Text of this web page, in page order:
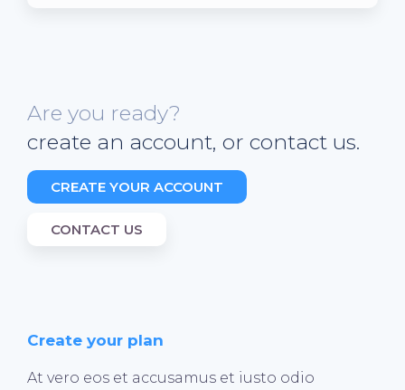
Are you ready?
create an account, or contact us.
CREATE YOUR ACCOUNT
CONTACT US
Create your plan
At vero eos et accusamus et iusto odio